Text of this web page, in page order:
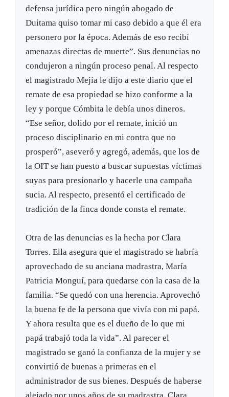
defensa jurídica pero ningún abogado de
Duitama quiso tomar mi caso debido a que él era
personero por la época. Además de eso recibí
amenazas directas de muerte”. Sus denuncias no
condujeron a ningún proceso penal. Al respecto
el magistrado Mejía le dijo a este diario que el
remate de esa propiedad se hizo conforme a la
ley y porque Cómbita le debía unos dineros.
“Ese señor, dolido por el remate, inició un
proceso disciplinario en mi contra que no
prosperó”, aseveró y agregó, además, que los de
la OIT se han puesto a buscar supuestas víctimas
suyas para presionarlo y hacerle una campaña
sucia. Al respecto, presentó el certificado de
tradición de la finca donde consta el remate.
Otra de las denuncias es la hecha por Clara
Torres. Ella asegura que el magistrado se habría
aprovechado de su anciana madrastra, María
Patricia Monguí, para quedarse con la casa de la
familia. “Se quedó con una herencia. Aprovechó
la buena fe de la persona que vivía con mi papá.
Y ahora resulta que es el dueño de lo que mi
papá trabajó toda la vida”. Al parecer el
magistrado se ganó la confianza de la mujer y se
convirtió de buenas a primeras en el
administrador de sus bienes. Después de haberse